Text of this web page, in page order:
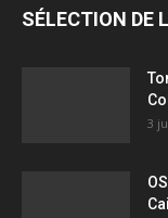
SÉLECTION DE
3